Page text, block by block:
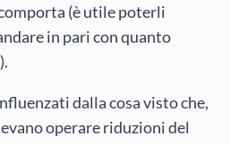
(è utile poterli
in pari con quanto
dalla cosa visto che,
operare riduzioni del